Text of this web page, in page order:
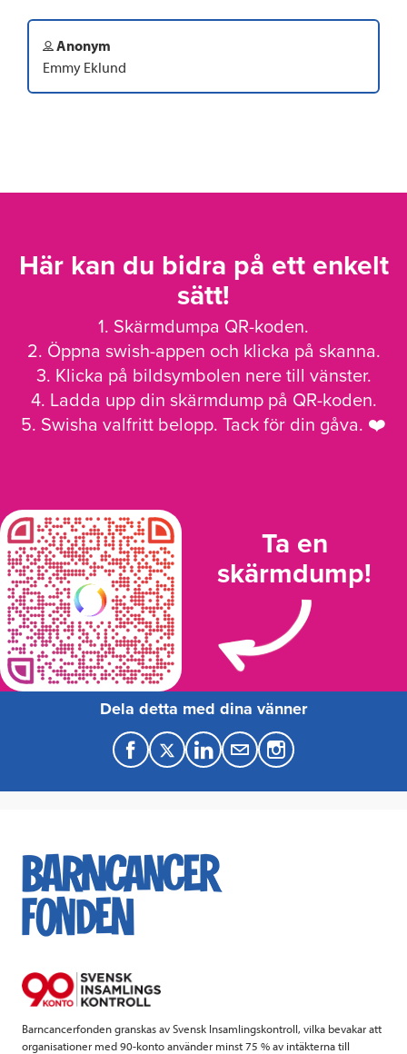
Anonym
Emmy Eklund
Här kan du bidra på ett enkelt
sätt!
1. Skärmdumpa QR-koden.
2. Öppna swish-appen och klicka på skanna.
3. Klicka på bildsymbolen nere till vänster.
4. Ladda upp din skärmdump på QR-koden.
5. Swisha valfritt belopp. Tack för din gåva. ❤️
Ta en
skärmdump!
Dela detta med dina vänner
F
a
e
b
k
T
w
t
t
L
i
k
e
M
a
Barncancerfonden granskas av Svensk Insamlingskontroll, vilka bevakar att
organisationer med 90-konto använder minst 75 % av intäkterna till